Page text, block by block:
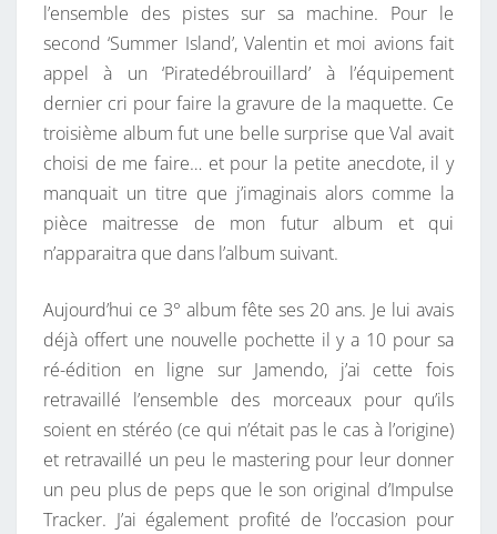
l’ensemble des pistes sur sa machine. Pour le
second ‘Summer Island’, Valentin et moi avions fait
appel à un ‘Piratedébrouillard’ à l’équipement
dernier cri pour faire la gravure de la maquette. Ce
troisième album fut une belle surprise que Val avait
choisi de me faire… et pour la petite anecdote, il y
manquait un titre que j’imaginais alors comme la
pièce maitresse de mon futur album et qui
n’apparaitra que dans l’album suivant.
Aujourd’hui ce 3° album fête ses 20 ans. Je lui avais
déjà offert une nouvelle pochette il y a 10 pour sa
ré-édition en ligne sur Jamendo, j’ai cette fois
retravaillé l’ensemble des morceaux pour qu’ils
soient en stéréo (ce qui n’était pas le cas à l’origine)
et retravaillé un peu le mastering pour leur donner
un peu plus de peps que le son original d’Impulse
Tracker. J’ai également profité de l’occasion pour